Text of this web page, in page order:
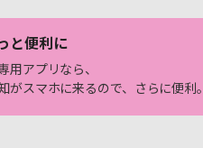
と便利に
用アプリなら、
がスマホに来るので、さらに便利。